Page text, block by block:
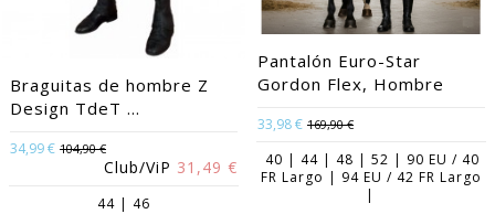
Braguitas de hombre Z
Design TdeT ...
34,99 € 104,90 €
Club/ViP 31,49 €
44 | 46
Pantalón Euro-Star
Gordon Flex, Hombre
33,98 € 169,90 €
40 | 44 | 48 | 52 | 90 EU / 40
FR Largo | 94 EU / 42 FR Largo
|